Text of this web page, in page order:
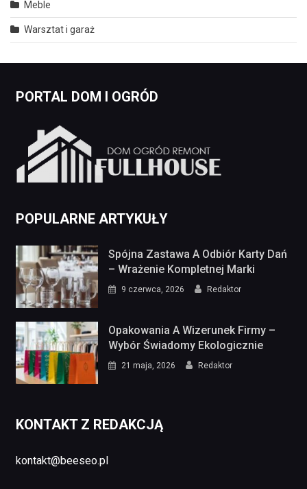
Meble
Warsztat i garaż
PORTAL DOM I OGRÓD
POPULARNE ARTYKUŁY
Spójna Zastawa A Odbiór Karty Dań
– Wrażenie Kompletnej Marki
9 czerwca, 2026 Redaktor
Opakowania A Wizerunek Firmy –
Wybór Świadomy Ekologicznie
21 maja, 2026 Redaktor
KONTAKT Z REDAKCJĄ
kontakt@beeseo.pl